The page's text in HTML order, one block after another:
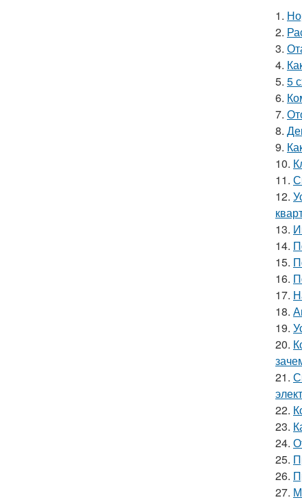
1.
2.
3.
4.
5. 5
6.
7.
8.
9.
10.
11.
12.
13.
14.
15.
16.
17.
18.
19.
20.
21.
22.
23.
24.
25.
26.
27.